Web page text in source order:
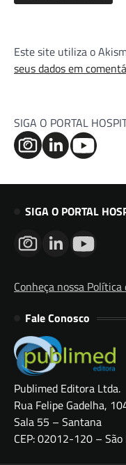
Este site utiliza o
seus dados em
SIGA O PORTAL
SIGA O PORTAL
Conheça nossa
Fale Conosco
Publimed Editora Ltda.
Rua Felipe Gadelha,
Sala 55 – Santana
CEP: 02012-120 –